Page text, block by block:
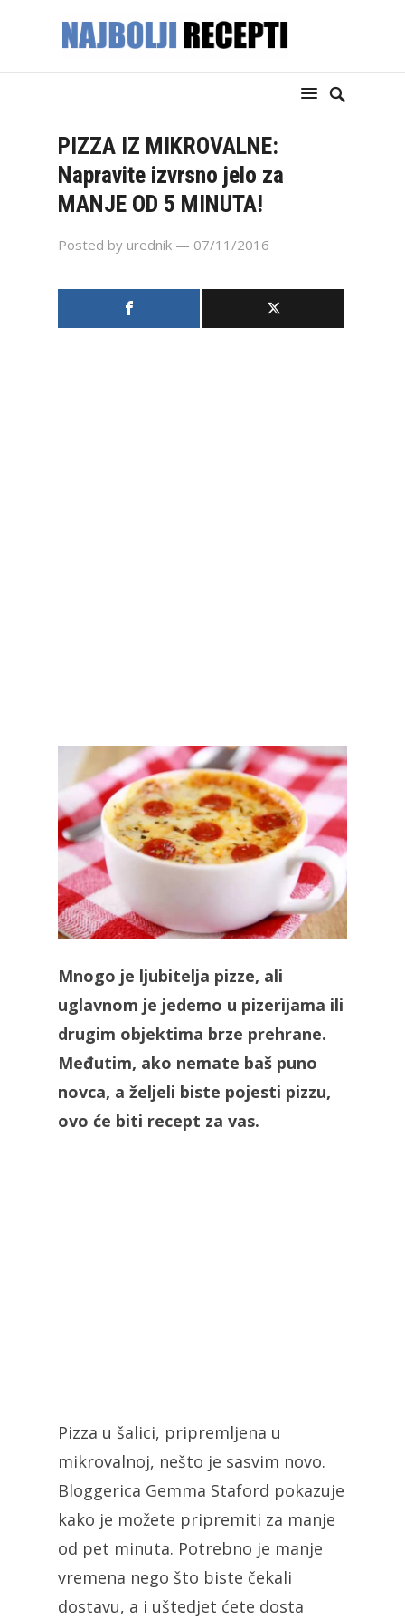
PIZZA IZ MIKROVALNE:
Napravite izvrsno jelo za
MANJE OD 5 MINUTA!
Posted by urednik — 07/11/2016
Mnogo je ljubitelja pizze, ali
uglavnom je jedemo u pizerijama ili
drugim objektima brze prehrane.
Međutim, ako nemate baš puno
novca, a željeli biste pojesti pizzu,
ovo će biti recept za vas.
Pizza u šalici, pripremljena u
mikrovalnoj, nešto je sasvim novo.
Bloggerica Gemma Staford pokazuje
kako je možete pripremiti za manje
od pet minuta. Potrebno je manje
vremena nego što biste čekali
dostavu, a i uštedjet ćete dosta